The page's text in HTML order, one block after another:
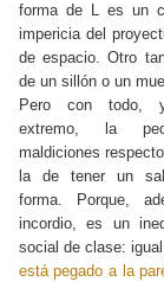
forma de L es un
impericia del
de espacio. Otro
de un sillón o un
Pero con todo,
extremo, la
maldiciones
la de tener un
forma. Porque,
incordio, es un
social de clase:
está pegado a la